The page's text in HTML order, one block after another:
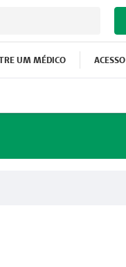
UM MÉDICO